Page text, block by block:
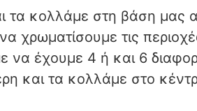
τα κολλάμε στη βάση μας
χρωματίσουμε τις
έχουμε 4 ή και 6
και τα κολλάμε στο